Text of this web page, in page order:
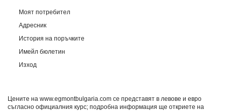
Моят потребител
Адресник
История на поръчките
Имейл бюлетин
Изход
Цените на www.egmontbulgaria.com се представят в левове и евро
съгласно официалния курс; подробна информация ще откриете на